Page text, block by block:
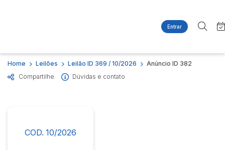
Entrar
Site
Agenda
Quem Somos
Imóveis
Busca por palavra-chave
Estados
Home Leilões Leilão ID 369 / 10/2026
Anúncio ID 382
Compartilhe
Dúvidas e contato
COD. 10/2026